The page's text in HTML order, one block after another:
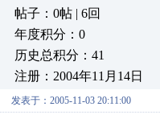
帖子：0帖 | 6回
年度积分：0
历史总积分：41
注册：2004年11月14日
发表于：2005-11-03 20:11:00